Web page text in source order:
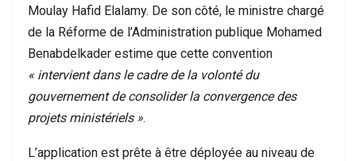
Moulay Hafid Elalamy. De son côté, le ministre chargé
de la Réforme de l’Administration publique Mohamed
Benabdelkader estime que cette convention
« intervient dans le cadre de la volonté du
gouvernement de consolider la convergence des
projets ministériels ».
L’application est prête à être déployée au niveau de